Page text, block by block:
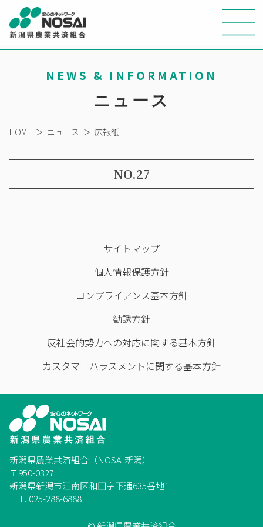
NEWS & INFORMATION
ニュース
HOME ＞ ニュース ＞ 広報紙
NO.27
サイトマップ
個人情報保護方針
コンプライアンス基本方針
勧誘方針
反社会的勢力への対応に関する基本方針
カスタマーハラスメントに関する基本方針
新潟県農業共済組合（NOSAI新潟）
〒950-0327
新潟県新潟市江南区和田字下通635番地1
TEL. 025-288-6888